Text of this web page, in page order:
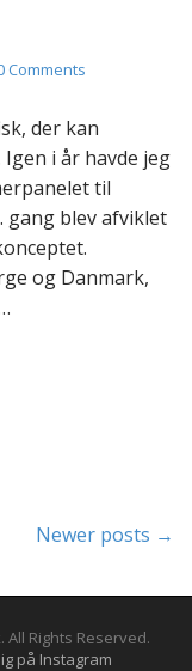
Comments
der kan
i år havde jeg
til
gang blev afviklet
og Danmark,
Newer posts →
. All Rights Reserved.
på Instagram